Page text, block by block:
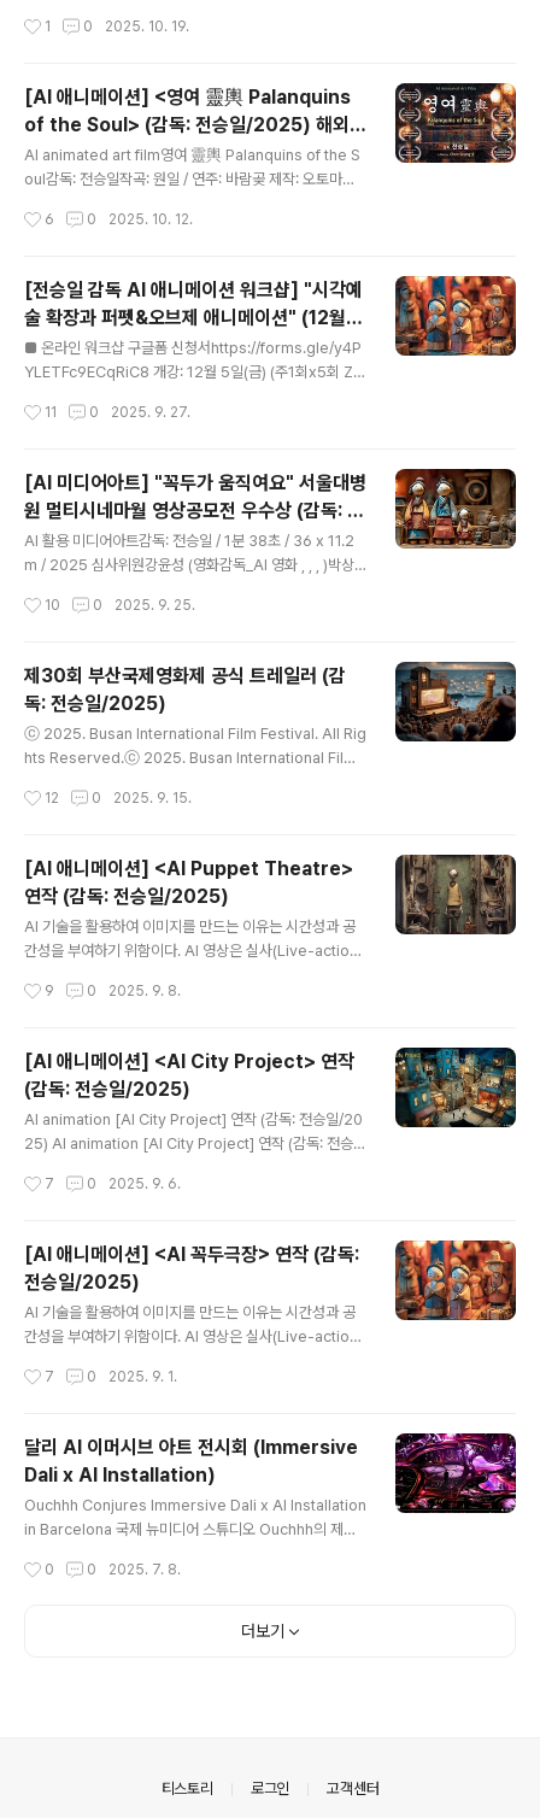
펫&오브제 애니메이션을 중심으로" (11월중 개강)전승일
ional Film Festival. All Rights Reserved.ⓒ 2025.
Busan International Film Festival. All Rights Rese
rved. 제30회 부산국제영화제 공식 트레일러 제30회 부
산국제www.iloveautomata.com contact to : aniex
e@daum.net AI 학습 이용 금지 / 비공개 개인공유 금지
1 0 2025. 10. 19.
[AI 애니메이션] <영여 靈輿 Palanquins
of the Soul> (감독: 전승일/2025) 해외영
화제 정보
AI animated art film영여 靈輿 Palanquins of the S
oul감독: 전승일작곡: 원일 / 연주: 바람곶 제작: 오토마타
감독 소개2025년 업데이트 전승일 全承逸 Chon Seun
학교 미술대학 서양화과 졸업동국대학교 대학원 연극영화
과 졸업 동국대학교 영상대학원 교수 역임조선대www.ilo
veautomata.com 영여(靈輿)는 한국의 전통적인 장례
의식에서 영혼을 모시는 가마이다. 한국의 전통사상에서
사람이 죽으면 혼(魂)과 백(魄)이 분리되어 혼은 하늘로,
상여의 앞에서 이동한다. 이것은 죽음과..
6 0 2025. 10. 12.
[전승일 감독 AI 애니메이션 워크샵] "시각예
술 확장과 퍼펫&오브제 애니메이션" (12월 5
일 개강)
■ 온라인 워크샵 구글폼 신청서https://forms.gle/y4P
YLETFc9ECqRiC8 개강: 12월 5일(금) (주1회x5회 Zo
럼은 조정될수 있습니다 책임강의: 전승일 (독립애니메이
사이아트센터 더플럭스 더플로우 참가비: 10만원입금계
좌: 신한 110-342-530-602문의: 010-5267-7954 /
aniexe@daum.net참가비를 입금하시면 단톡방에 초대
됩니다 AI를 활용한 퍼펫&오브제 애니메이션과 미디어아
트 제작 (기초과정)사회와 문화 전반의 AI 전환 시대 속에
이제 'AI 영상제작'은 대중적인 문화가 되..
11 0 2025. 9. 27.
[AI 미디어아트] "꼭두가 움직여요" 서울대병
원 멀티시네마월 영상공모전 우수상 (감독: 전
승일/2025)
AI 활용 미디어아트감독: 전승일 / 1분 38초 / 36 x 11.2
m / 2025 심사위원강윤성 (영화감독_AI 영화 , , , )박상
산진흥원 문화유산사업실장)박도중 (서울대학교병원 대외
hts Reserved. AI 미디어아트 [꼭두가 움직여요] (감독:
전승일/2025) 2010년 전승일 展展 전시작품" data-o
g-description="꼭두, 애니메이션과 만나다! 꼭두박물
관, 꼭두가 움직여요>展 개최 꼭두박물관이 오는 7월 24
두 번째 기..
10 0 2025. 9. 25.
제30회 부산국제영화제 공식 트레일러 (감
독: 전승일/2025)
ⓒ 2025. Busan International Film Festival. All Rig
hts Reserved.ⓒ 2025. Busan International Film
해 부산국제영화제 트레일러는 전통적인 퍼펫&오브제 스
니메이션으로 제작되었다. 트레일러는 바닷가에서 조명을
밝히며 서 있는 카메라 오브제로 시작해서 함께 영화를 만
들고 축제를 즐기는 다양한 모습의 퍼펫들과 영화적 공간
을 보여주고, 야외 극장에서 영화 상영을 기다리는 장면으
과 조명으로 구성된 미장센으..
12 0 2025. 9. 15.
[AI 애니메이션] <AI Puppet Theatre>
연작 (감독: 전승일/2025)
AI 기술을 활용하여 이미지를 만드는 이유는 시간성과 공
간성을 부여하기 위함이다. AI 영상은 실사(Live-action)
라이브-액션은 이미지가 사실적이라는 의미가 아니라, 배
이다. 뤼미에르 형제의 시네마토그래프(Cinématograph
e)와 에밀 레이노의 광학극장(Théâtre Optique)이 어
떤 차이가 있는지 다시 이해할 필요가 있겠다. 내가 만든 AI
인형들은 과연 나의 생각과 감정과 예술적 목표에 따라줄
것인가? contact to : aniexe@daum.net 블로그 저해
25. 전승일 All Rights Reserved..
9 0 2025. 9. 8.
[AI 애니메이션] <AI City Project> 연작
(감독: 전승일/2025)
AI animation [AI City Project] 연작 (감독: 전승일/20
25) AI animation [AI City Project] 연작 (감독: 전승
전승일/2025) AI animation [AI City Project] 연작
연작 (감독: 전승일/2025) contact to : aniexe@dau
m.net 블로그 저해상도 공유 AI 학습 이용 금지 / 비공개
개인공유 금지 ⓒ 2025. 전승일 All Rights Reserved.
[전승일 감독 AI 애니메이션 워크샵] "시각예술 확장과 퍼
펫&오브제 애..
7 0 2025. 9. 6.
[AI 애니메이션] <AI 꼭두극장> 연작 (감독:
전승일/2025)
AI 기술을 활용하여 이미지를 만드는 이유는 시간성과 공
간성을 부여하기 위함이다. AI 영상은 실사(Live-action)
라이브-액션은 이미지가 사실적이라는 의미가 아니라, 배
이다. 뤼미에르 형제의 시네마토그래프(Cinématograph
e)와 에밀 레이노의 광학극장(Théâtre Optique)이 어
떤 차이가 있는지 다시 이해할 필요가 있겠다. 내가 만든 AI
인형들은 과연 나의 생각과 감정과 예술적 목표에 따라줄
것인가? contact to : aniexe@daum.net 블로그 저해
25. 전승일 All Rights Reserved..
7 0 2025. 9. 1.
달리 AI 이머시브 아트 전시회 (Immersive
Dali x AI Installation)
Ouchhh Conjures Immersive Dali x AI Installation
in Barcelona 국제 뉴미디어 스튜디오 Ouchhh의 제작
겠다는 10년간의 야망을 바르셀로나 IDEAL Centre d'A
h 팀의 설명: "달리 재단과 IDEAL Barcelona와 협력하
0 0 2025. 7. 8.
더보기
티스토리 로그인 고객센터